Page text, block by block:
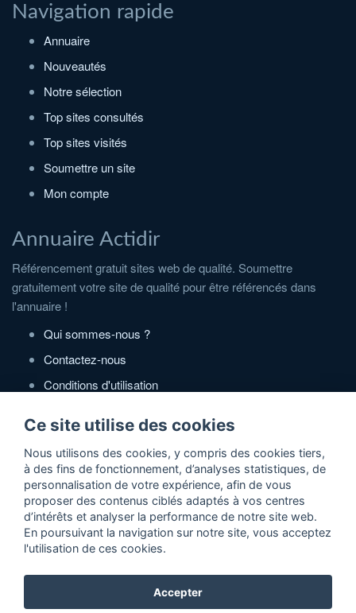
Navigation rapide
Annuaire
Nouveautés
Notre sélection
Top sites consultés
Top sites visités
Soumettre un site
Mon compte
Annuaire Actidir
Référencement gratuit sites web de qualité. Soumettre
gratuitement votre site de qualité pour être référencés dans
l'annuaire !
Qui sommes-nous ?
Contactez-nous
Conditions d'utilisation
Partenaires
Zone Annonces Gratuites
Locations vacances entre particuliers
Ruedesvacances
Ce site utilise des cookies
Nous utilisons des cookies, y compris des cookies tiers,
à des fins de fonctionnement, d’analyses statistiques, de
personnalisation de votre expérience, afin de vous
proposer des contenus ciblés adaptés à vos centres
d’intérêts et analyser la performance de notre site web.
En poursuivant la navigation sur notre site, vous acceptez
l'utilisation de ces cookies.
Accepter